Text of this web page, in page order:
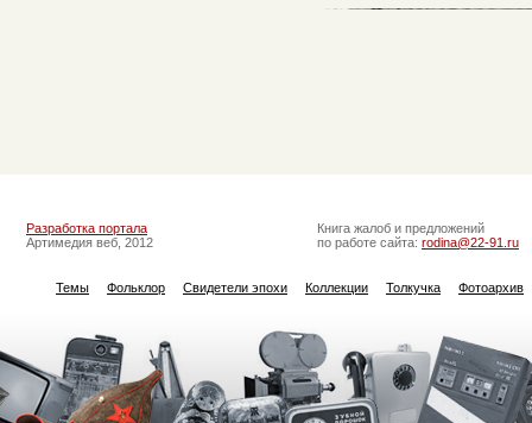
Разработка портала
Артимедия веб, 2012
Книга жалоб и предложений
по работе сайта: rodina@22-91.ru
Темы Фольклор Свидетели эпохи Коллекции Толкучка Фотоархив